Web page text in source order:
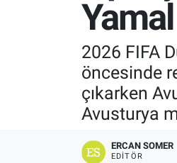
2026 FIFA
öncesinde
çıkarken
Avusturya
ERCAN SOMER
EDITÖR
Magazin
Astroloji
Trafik Durumu
Süper Lig Puan Durumu
Tüm Manşetler
Son Dakika Haberleri
Haber Arşivi